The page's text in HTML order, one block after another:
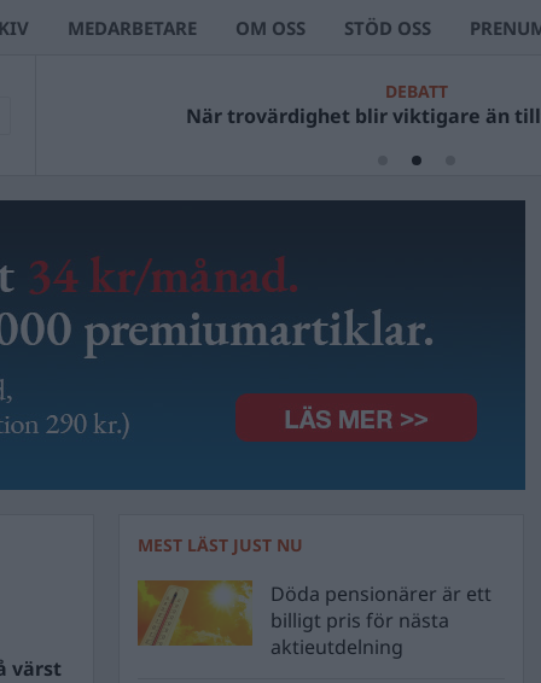
MEDARBETARE OM OSS STÖD OSS
DEBATT
När trovärdighet blir viktigare än
värst
MEST LÄST JUST NU
Döda pensionärer är ett
billigt pris för nästa
aktieutdelning